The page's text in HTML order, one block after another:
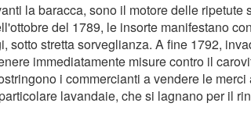
la baracca, sono il motore delle ripetute
del 1789, le insorte manifestano
sotto stretta sorveglianza. A fine 1792,
immediatamente misure contro il
i commercianti a vendere le merci
lavandaie, che si lagnano per il